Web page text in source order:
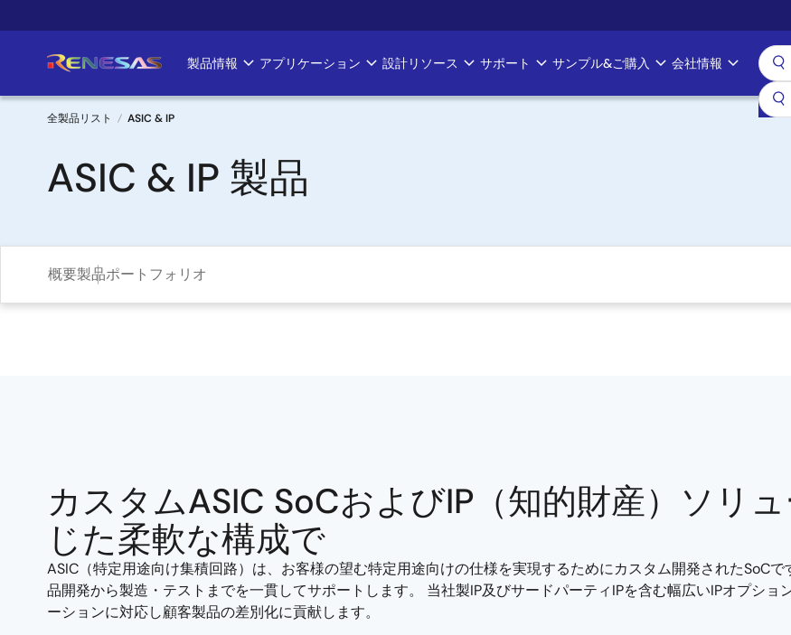
イ
ン
Main
製品情報 アプリケーション 設計リソース サポート サンプル&ご購入 会社情報
パ
ン
く
ず
全製品リスト ASIC & IP
ASIC & IP 製品
概要製品ポートフォリオ
カスタムASIC SoCおよびIP（知的財産）ソリ
じた柔軟な構成で
ASIC（特定用途向け集積回路）は、お客様の望む特定用途向けの仕様を実現するためにカスタム開発されたSoC
品開発から製造・テストまでを一貫してサポートします。 当社製IP及びサードパーティIPを含む幅広いIPオプシ
ーションに対応し顧客製品の差別化に貢献します。